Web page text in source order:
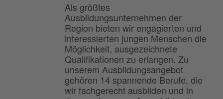
Als größtes
Ausbildungsunternehmen der
Region bieten wir engagierten und
interessierten jungen Menschen die
Möglichkeit, ausgezeichnete
Qualifikationen zu erlangen. Zu
unserem Ausbildungsangebot
gehören 14 spannende Berufe, die
wir fachgerecht ausbilden und in